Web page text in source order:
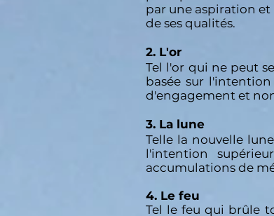
par une aspiration et
de ses qualités.
2. L'or
Tel l'or qui ne peut
basée sur
d'engagement et
3. La lune
Telle la nouvelle
l'intention
accumulations de
4. Le feu
Tel le feu qui brûle